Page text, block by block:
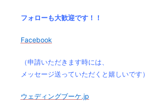
フォローも大歓迎です！！
Facebook
（申請いただきます時には、
メッセージ送っていただくと嬉しいです）
ウェディングブーケ.jp